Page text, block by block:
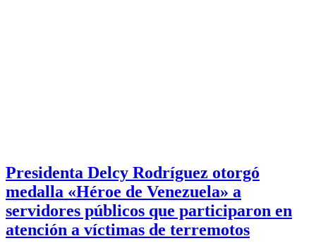
Presidenta Delcy Rodríguez otorgó
medalla «Héroe de Venezuela» a
servidores públicos que participaron en
atención a víctimas de terremotos